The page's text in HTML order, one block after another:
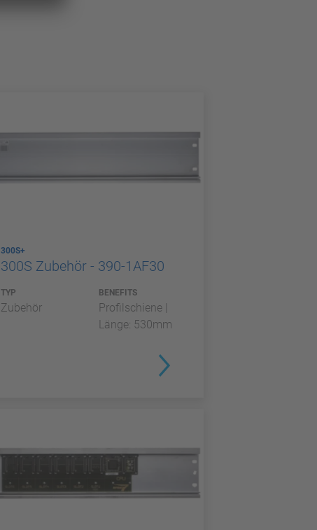
300S+
300S Zubehör - 390-1AF30
TYP
Zubehör
BENEFITS
Profilschiene |
Länge: 530mm